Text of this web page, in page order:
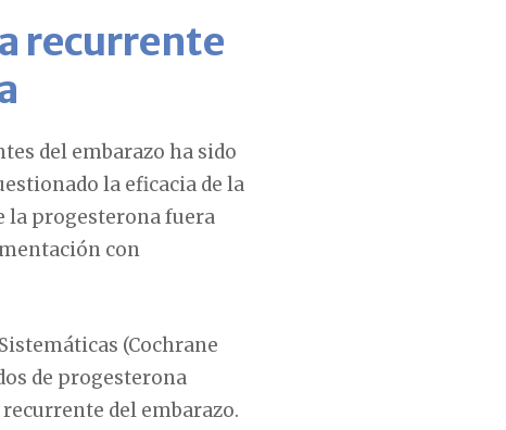
recurrente
del embarazo ha sido
la eficacia de la
la progesterona fuera
con
(Cochrane
de progesterona
del embarazo.